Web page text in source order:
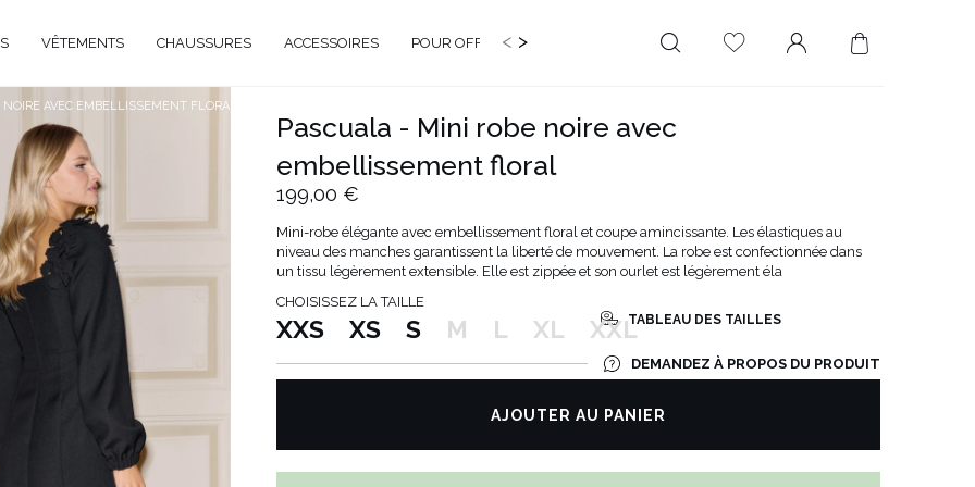
MAXI
CARRÉ
ENVELOPPE
DIAMANT
CARMEN
VÊTEMENTS CHAUSSURES ACCESSOIRES POUR OFFRIR MARIAGE PLUS SIZE SALE
< >
AVEC EMBELLISSEMENT FLORAL
Pascuala - Mini robe noire avec
embellissement floral
199,00 €
Mini-robe élégante avec embellissement floral et coupe amincissante. Les élastiques au
niveau des manches garantissent la liberté de mouvement. La robe est confectionnée dans
un tissu légèrement extensible. Elle est zippée et son ourlet est légèrement éla
CHOISISSEZ LA TAILLE
XXS XS S M L XL XXLTABLEAU DES TAILLES
DEMANDEZ À PROPOS DU PRODUIT
AJOUTER AU PANIER